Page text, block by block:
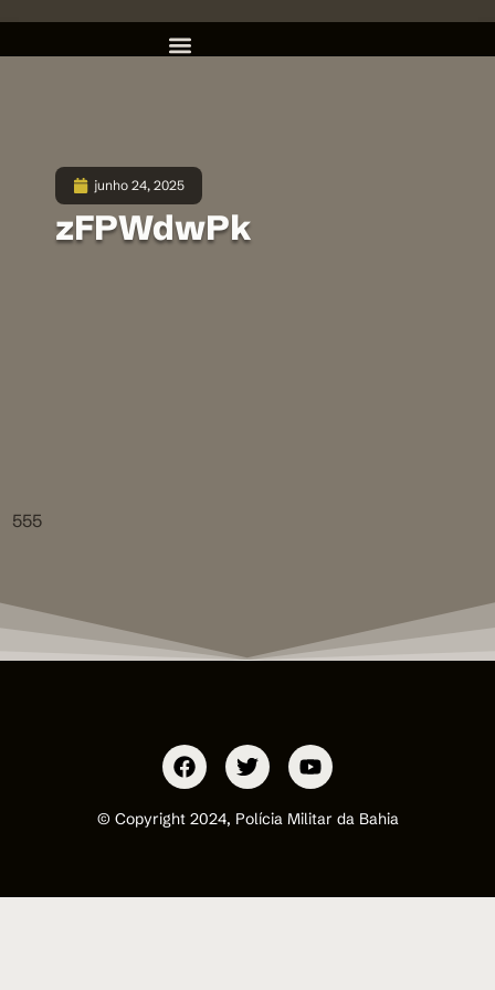
junho 24, 2025
zFPWdwPk
555
© Copyright 2024, Polícia Militar da Bahia